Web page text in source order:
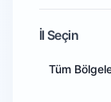
İl Seçin
Tüm